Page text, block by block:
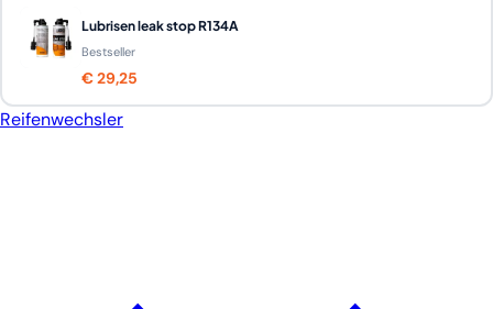
Lubrisen leak stop R134A
Bestseller
€ 29,25
Reifenwechsler